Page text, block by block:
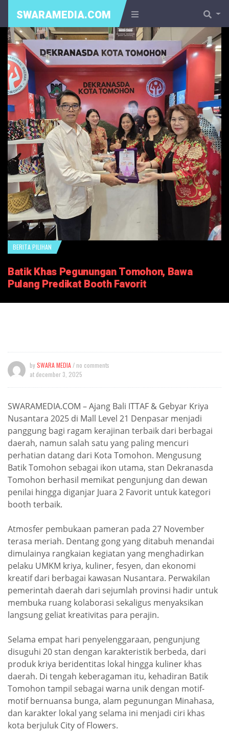
SWARAMEDIA.COM
BERITA PILIHAN
Batik Khas Pegunungan Tomohon, Bawa
Pulang Predikat Booth Favorit
bySWARA MEDIA/ no comments
at december 3, 2025
SWARAMEDIA.COM – Ajang Bali ITTAF & Gebyar Kriya
Nusantara 2025 di Mall Level 21 Denpasar menjadi
panggung bagi ragam kerajinan terbaik dari berbagai
daerah, namun salah satu yang paling mencuri
perhatian datang dari Kota Tomohon. Mengusung
Batik Tomohon sebagai ikon utama, stan Dekranasda
Tomohon berhasil memikat pengunjung dan dewan
penilai hingga diganjar Juara 2 Favorit untuk kategori
booth terbaik.
Atmosfer pembukaan pameran pada 27 November
terasa meriah. Dentang gong yang ditabuh menandai
dimulainya rangkaian kegiatan yang menghadirkan
pelaku UMKM kriya, kuliner, fesyen, dan ekonomi
kreatif dari berbagai kawasan Nusantara. Perwakilan
pemerintah daerah dari sejumlah provinsi hadir untuk
membuka ruang kolaborasi sekaligus menyaksikan
langsung geliat kreativitas para perajin.
Selama empat hari penyelenggaraan, pengunjung
disuguhi 20 stan dengan karakteristik berbeda, dari
produk kriya beridentitas lokal hingga kuliner khas
daerah. Di tengah keberagaman itu, kehadiran Batik
Tomohon tampil sebagai warna unik dengan motif-
motif bernuansa bunga, alam pegunungan Minahasa,
dan karakter lokal yang selama ini menjadi ciri khas
kota berjuluk City of Flowers.